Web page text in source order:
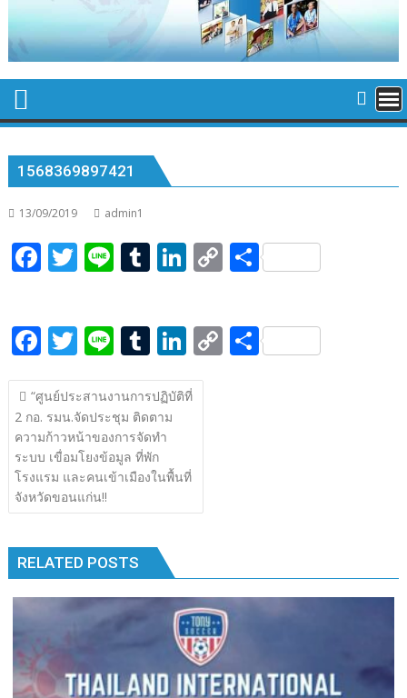
1568369897421
13/09/2019 admin1
F
b
o
o
k
T
er
Li T
bl
r
Li
e
dI
n
C
y
S
e
F
ac
e
b
o
o
k
T
w
itt
er
Li
n
e
T
u
m
bl
r
Li
n
k
n
C S
แนะแนว
เรื่อง
“ศูนย์​ประสานงานการปฏิบัติ​ที่​
2​ กอ. รมน.​จัดประชุม​ ติดตาม​
ความก้าวหน้า​ของการจัดทำ
ระบบ​ เขื่อมโยงข้อมูล​ ที่พัก​
โรงแรม​ และคนเข้าเมือง​ในพื้นที่
จังหวัด​ขอนแก่น!!
RELATED POSTS